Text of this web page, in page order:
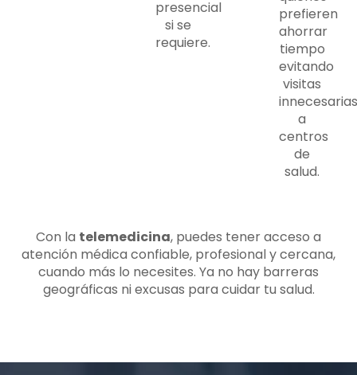
presencial
si se
requiere.
prefieren
ahorrar
tiempo
evitando
visitas
a
centros
de
salud.
Con la telemedicina, puedes tener acceso a
atención médica confiable, profesional y cercana,
cuando más lo necesites. Ya no hay barreras
geográficas ni excusas para cuidar tu salud.